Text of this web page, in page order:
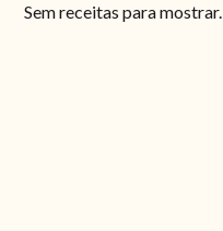
Sem receitas para mostrar.